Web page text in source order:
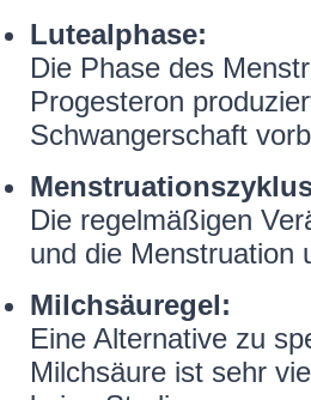
Lutealphase:
Die Phase des
Progesteron
Schwangerschaft
Die regelmäßigen
und die Menstruation
Milchsäuregel:
Eine Alternative zu
Milchsäure ist sehr